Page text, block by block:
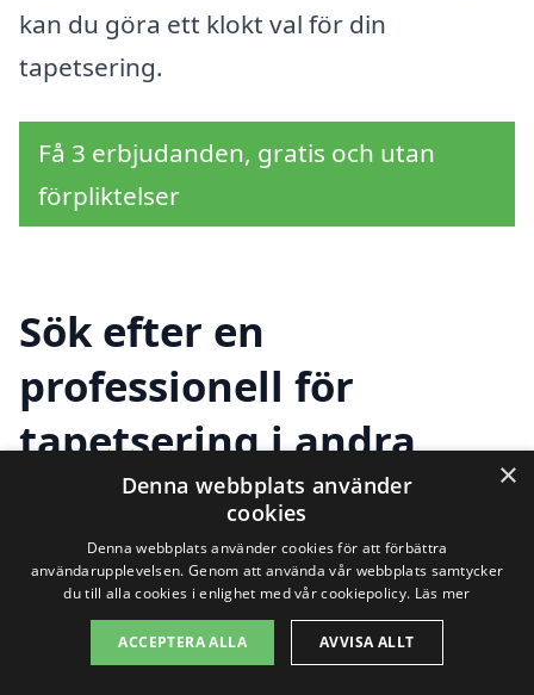
kan du göra ett klokt val för din
tapetsering.
Få 3 erbjudanden, gratis och utan
förpliktelser
Sök efter en
professionell för
tapetsering i andra
städer nära Bergsviken
Att hitta hjälp med tapetsering i
Bergsviken behöver inte vara en
utmaning. I närområdet finns det flera
×
Denna webbplats använder
cookies
Denna webbplats använder cookies för att förbättra
användarupplevelsen. Genom att använda vår webbplats samtycker
du till alla cookies i enlighet med vår cookiepolicy. Läs mer
ACCEPTERA ALLA AVVISA ALLT